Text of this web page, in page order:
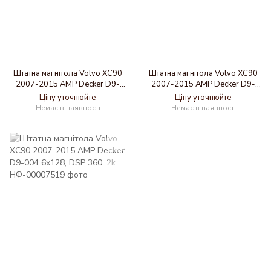
Штатна магнітола Volvo XC90
2007-2015 AMP Decker D9-
002 6x128, DSP, 360
Ціну уточнюйте
Немає в наявності
Штатна магнітола Volvo XC90
2007-2015 AMP Decker D9-
001 4x64, DSP
Ціну уточнюйте
Немає в наявності